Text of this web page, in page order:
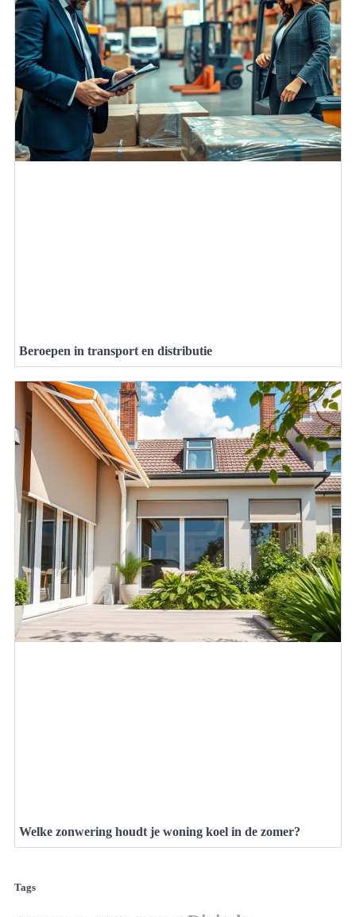
Beroepen in transport en distributie
Welke zonwering houdt je woning koel in de zomer?
Tags